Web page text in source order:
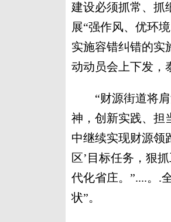
建设必须抓常、抓
展“强作风、优环
实施容错纠错的实
动动员会上下发，
“财源街道将肩
神，创新实践、担
中继续实现财源领
区’目标任务，狠
代化省庄。”....。.
状”。